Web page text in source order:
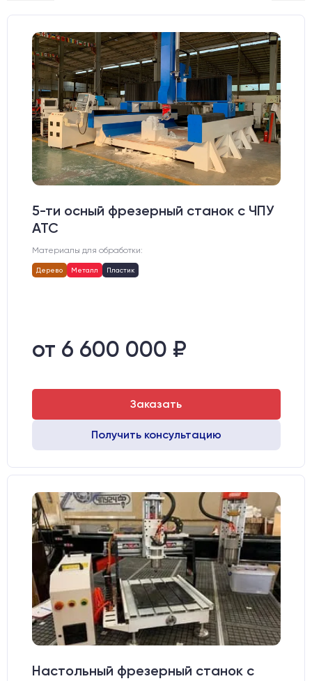
5-ти осный фрезерный станок с ЧПУ
АТС
Материалы для обработки:
Дерево Металл Пластик
от 6 600 000 ₽
Заказать
Получить консультацию
Настольный фрезерный станок с